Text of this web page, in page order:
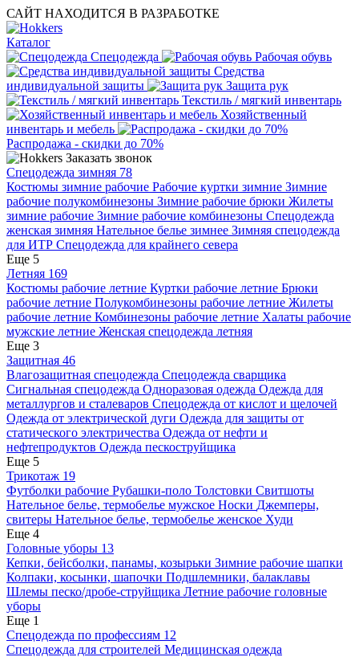
САЙТ НАХОДИТСЯ В РАЗРАБОТКЕ
Каталог
Спецодежда
Рабочая обувь
Средства
индивидуальной защиты
Защита рук
Текстиль / мягкий инвентарь
Хозяйственный
инвентарь и мебель
Распродажа - скидки до 70%
Заказать звонок
Спецодежда зимняя 78
Костюмы зимние рабочие Рабочие куртки зимние Зимние
рабочие полукомбинезоны Зимние рабочие брюки Жилеты
зимние рабочие Зимние рабочие комбинезоны Спецодежда
женская зимняя Нательное белье зимнее Зимняя спецодежда
для ИТР Спецодежда для крайнего севера
Еще 5
Летняя 169
Костюмы рабочие летние Куртки рабочие летние Брюки
рабочие летние Полукомбинезоны рабочие летние Жилеты
рабочие летние Комбинезоны рабочие летние Халаты рабочие
мужские летние Женская спецодежда летняя
Еще 3
Защитная 46
Влагозащитная спецодежда Спецодежда сварщика
Сигнальная спецодежда Одноразовая одежда Одежда для
металлургов и сталеваров Спецодежда от кислот и щелочей
Одежда от электрической дуги Одежда для защиты от
статического электричества Одежда от нефти и
нефтепродуктов Одежда пескоструйщика
Еще 5
Трикотаж 19
Футболки рабочие Рубашки-поло Толстовки Свитшоты
Нательное белье, термобелье мужское Носки Джемперы,
свитеры Нательное белье, термобелье женское Худи
Еще 4
Головные уборы 13
Кепки, бейсболки, панамы, козырьки Зимние рабочие шапки
Колпаки, косынки, шапочки Подшлемники, балаклавы
Шлемы песко/дробе-струйщика Летние рабочие головные
уборы
Еще 1
Спецодежда по профессиям 12
Спецодежда для строителей Медицинская одежда